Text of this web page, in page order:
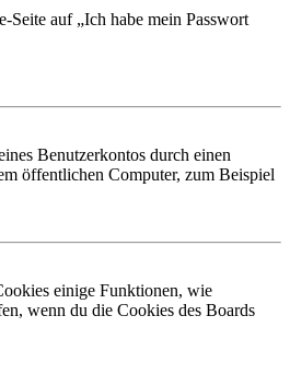
auf „Ich habe mein Passwort
Benutzerkontos durch einen
öffentlichen Computer, zum Beispiel
einige Funktionen, wie
wenn du die Cookies des Boards